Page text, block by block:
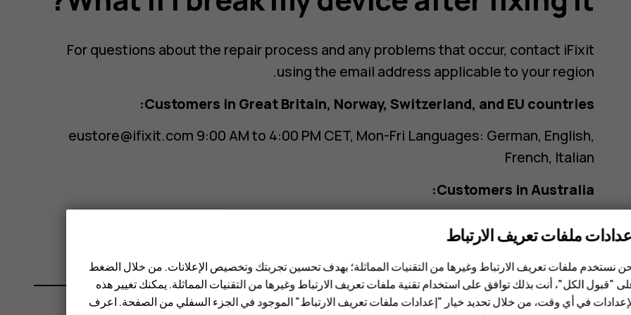
For questions about the repair process and any problems that occur, contact iFixit
using the email address applicable to your region.
Customers in Great Britain, Norway, Switzerland, and EU countries:
eustore@ifixit.com 9:00 AM to 4:00 PM CET, Mon-Fri Languages: German, English,
French, Italian
Customers in Australia:
ملفات تعريف الارتباط
نستخدم ملفات تعريف الارتباط وغيرها من التقنيات المماثلة؛ بهدف تحسين تجربتك وتخصيص الإعلانات. من خلال الضغط
"قبول الكل"، أنت بذلك توافق على استخدام تقنية ملفات تعريف الارتباط وغيرها من التقنيات المماثلة. يمكنك تغيير هذه
في أي وقت، من خلال تحديد خيار "إعدادات ملفات تعريف الارتباط" الموجود في الجزء السفلي من الصفحة. اعرف